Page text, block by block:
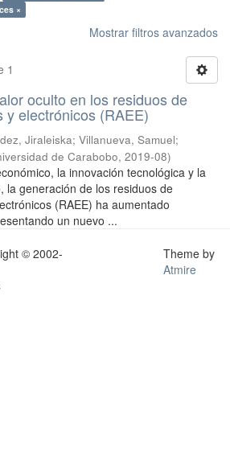
×
Mostrar filtros avanzados
1
oculto en los residuos de
y electrónicos (RAEE)
Jiraleiska; Villanueva, Samuel;
de Carabobo, 2019-08)
la innovación tecnológica y la
la generación de los residuos de
(RAEE) ha aumentado
un nuevo ...
© 2002-
Theme by
Atmire